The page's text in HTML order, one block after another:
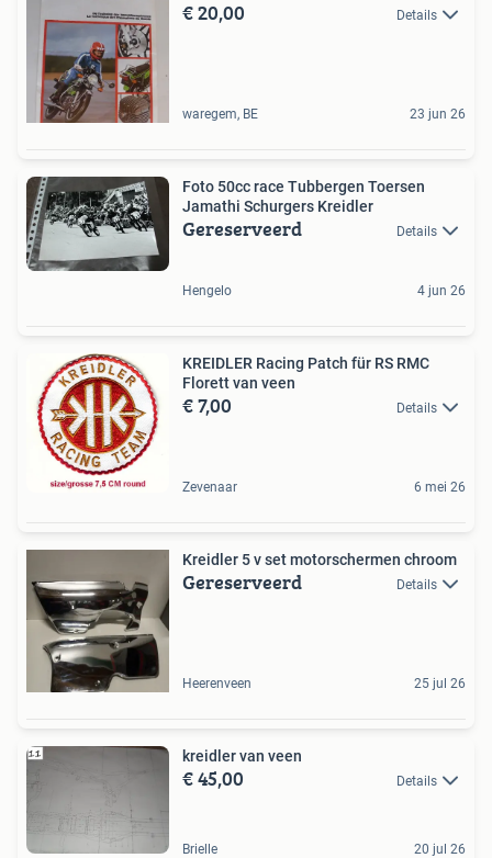
€ 20,00 Details
waregem, BE 23 jun 26
Foto 50cc race Tubbergen Toersen
Jamathi Schurgers Kreidler
Gereserveerd Details
Hengelo 4 jun 26
KREIDLER Racing Patch für RS RMC
Florett van veen
€ 7,00 Details
Zevenaar 6 mei 26
Kreidler 5 v set motorschermen chroom
Gereserveerd Details
Heerenveen 25 jul 26
kreidler van veen
€ 45,00 Details
Brielle 20 jul 26